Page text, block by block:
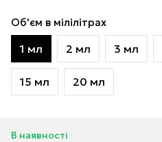
Об'єм в мілілітрах
1 мл 2 мл 3 мл
15 мл 20 мл
В наявності